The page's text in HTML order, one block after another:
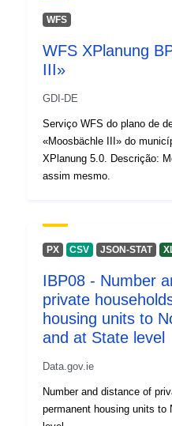
WFS
WFS XPlanung
III»
GDI-DE
Serviço WFS do plano de
«Moosbächle III» do
XPlanung 5.0. Descrição:
assim mesmo.
PX CSV JSON-STAT
IBP08 - Number
private
housing units to
and at State level
Data.gov.ie
Number and distance of
permanent housing units to